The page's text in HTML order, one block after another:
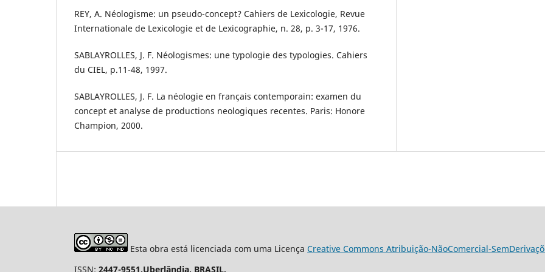
REY, A. Néologisme: un pseudo-concept? Cahiers de Lexicologie, Revue
Internationale de Lexicologie et de Lexicographie, n. 28, p. 3-17, 1976.
SABLAYROLLES, J. F. Néologismes: une typologie des typologies. Cahiers
du CIEL, p.11-48, 1997.
SABLAYROLLES, J. F. La néologie en français contemporain: examen du
concept et analyse de productions neologiques recentes. Paris: Honore
Champion, 2000.
Esta obra está licenciada com uma Licença Creative Commons Atribuição-NãoComercial-
ISSN: 2447-9551.Uberlândia, BRASIL.